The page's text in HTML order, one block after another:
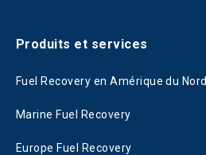
Produits et services
Fuel Recovery en Amérique du Nord
Marine Fuel Recovery
Europe Fuel Recovery